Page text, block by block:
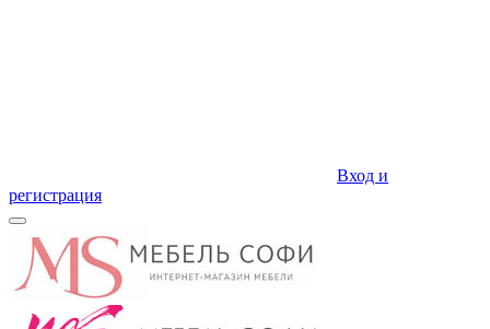
Вход и
регистрация